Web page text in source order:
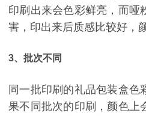
印刷出来会色彩鲜亮，而哑
害，印出来后质感比较好，
3、批次不同
同一批印刷的礼品包装盒色
果不同批次的印刷，颜色上